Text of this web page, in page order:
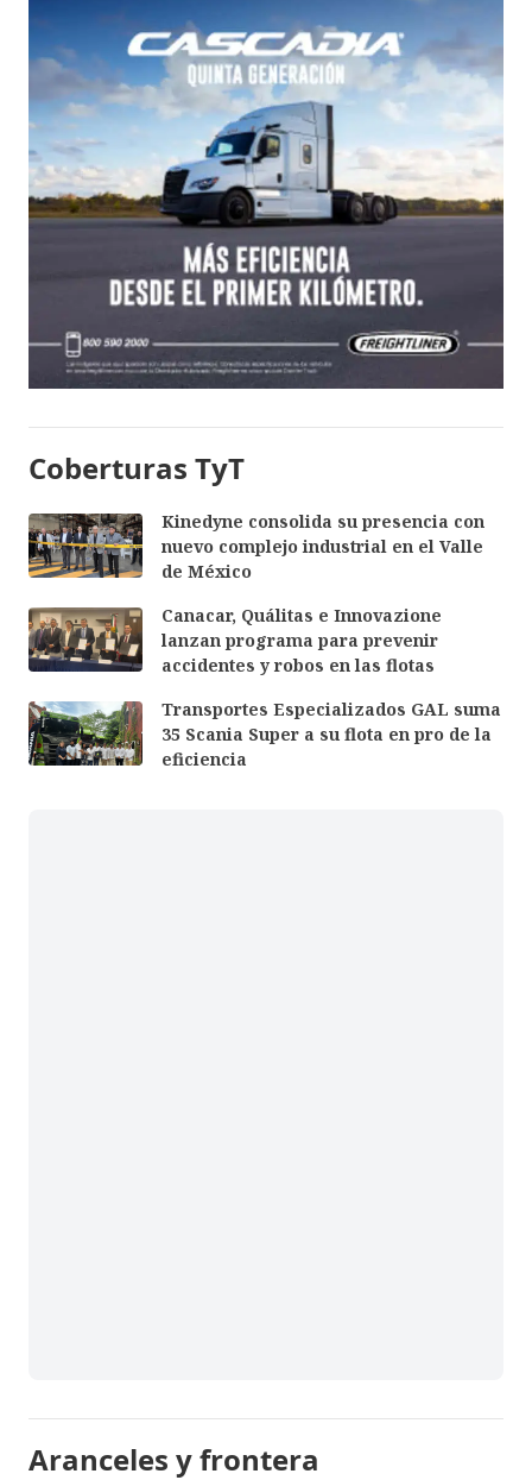
Coberturas TyT
Kinedyne consolida su presencia con
nuevo complejo industrial en el Valle
de México
Canacar, Quálitas e Innovazione
lanzan programa para prevenir
accidentes y robos en las flotas
Transportes Especializados GAL suma
35 Scania Super a su flota en pro de la
eficiencia
Aranceles y frontera